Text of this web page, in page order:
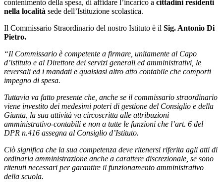
contenimento della spesa, di affidare l’incarico a cittadini residenti
nella località sede dell’Istituzione scolastica.
Il Commissario Straordinario del nostro Istituto è il Sig. Antonio Di
Pietro.
“Il Commissario è competente a firmare, unitamente al Capo
d’istituto e al Direttore dei servizi generali ed amministrativi, le
reversali ed i mandati e qualsiasi altro atto contabile che comporti
impegno di spesa.
Tuttavia va fatto presente che, anche se il commissario straordinario
viene investito dei medesimi poteri di gestione del Consiglio e della
Giunta, la sua attività va circoscritta alle attribuzioni
amministrativo-contabili e non a tutte le funzioni che l’art. 6 del
DPR n.416 assegna al Consiglio d’Istituto.
Ciò significa che la sua competenza deve ritenersi riferita agli atti di
ordinaria amministrazione anche a carattere discrezionale, se sono
ritenuti necessari per garantire il funzionamento amministrativo
della scuola.